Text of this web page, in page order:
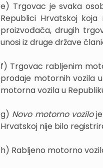
e) Trgovac je svaka
Republici Hrvatskoj
proizvođača, drugih
unosi iz druge države
f) Trgovac rabljenim
prodaje motornih vozila
motorna vozila u
g) Novo motorno voziloje
Hrvatskoj nije bilo
h) Rabljeno motorno